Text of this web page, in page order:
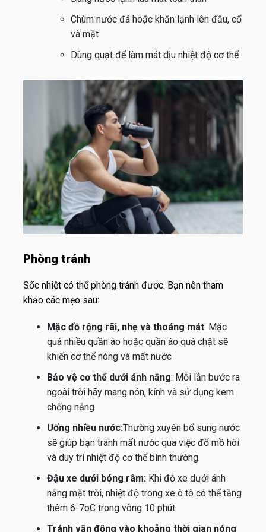
Chùm nước đá hoặc khăn lạnh lên đầu, cổ
và mặt
Dùng quạt để làm mát dịu nhiệt độ cơ thể
Phòng tránh
Sốc nhiệt có thể phòng tránh được. Bạn nên tham
khảo các mẹo sau:
Mặc đồ rộng rãi, nhẹ và thoáng mát: Mặc
quá nhiều quần áo hoặc quần áo quá chật sẽ
khiến cơ thể nóng và mất nước
Bảo vệ cơ thể dưới ánh nắng: Mỗi lần bước ra
ngoài trời hãy mang nón, kính và sử dụng kem
chống nắng
Uống nhiều nước:Thường xuyên bổ sung nước
sẽ giúp bạn tránh mất nước qua việc đổ mồ hôi
và duy trì nhiệt độ cơ thể bình thường.
Đậu xe dưới bóng râm: Khi đỗ xe dưới ánh
nắng mặt trời, nhiệt độ trong xe ô tô có thể tăng
thêm 6-7oC trong vòng 10 phút
Tránh vận động vào khoảng thời gian nóng